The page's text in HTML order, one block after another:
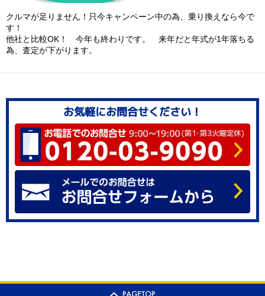
クルマが足りません！只今キャンペーン中の為、乗り換えなら今で
す！
他社と比較OK！ 今年も終わりです。 来年だと年式が1年落ちる
為、査定が下がります。
お気軽にお問合せください！